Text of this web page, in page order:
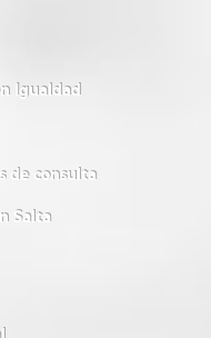
Igualdad
de consulta
Salta